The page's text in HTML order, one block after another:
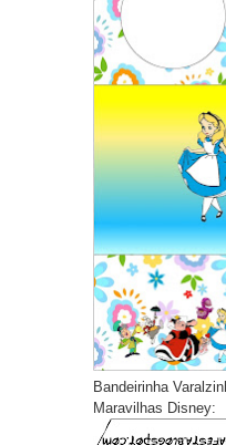
Bandeirinha
Maravilhas Disney: